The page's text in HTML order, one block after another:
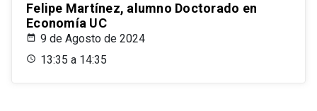
Felipe Martínez, alumno Doctorado en
Economía UC
9 de Agosto de 2024
13:35 a 14:35